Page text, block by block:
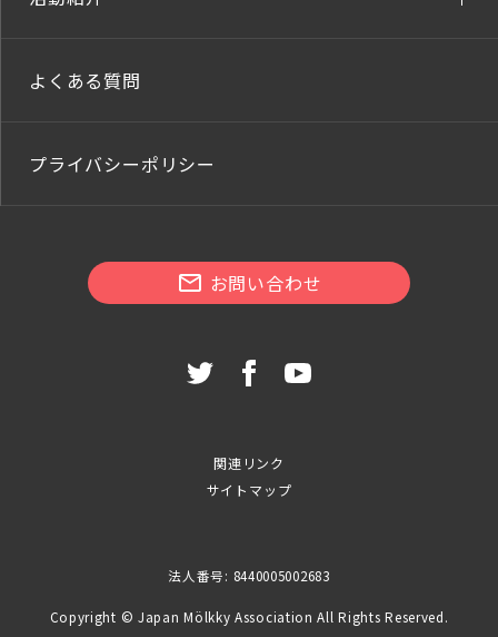
よくある質問
プライバシーポリシー
お問い合わせ
関連リンク
サイトマップ
法人番号: 8440005002683
Copyright © Japan Mölkky Association All Rights Reserved.